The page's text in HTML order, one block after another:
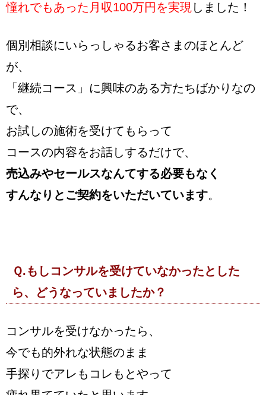
憧れでもあった月収100万円を実現しました！
個別相談にいらっしゃるお客さまのほとんど
が、
「継続コース」に興味のある方たちばかりなの
で、
お試しの施術を受けてもらって
コースの内容をお話しするだけで、
売込みやセールスなんてする必要もなく
すんなりとご契約をいただいています。
Ｑ.もしコンサルを受けていなかったとした
ら、どうなっていましたか？
コンサルを受けなかったら、
今でも的外れな状態のまま
手探りでアレもコレもとやって